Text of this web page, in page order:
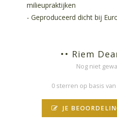
milieupraktijken
- Geproduceerd dicht bij
•• Riem
Nog niet
0 sterren op basis
JE